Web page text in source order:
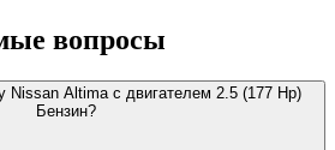
вопросы
Nissan Altima с двигателем 2.5 (177 Hp)
Бензин?